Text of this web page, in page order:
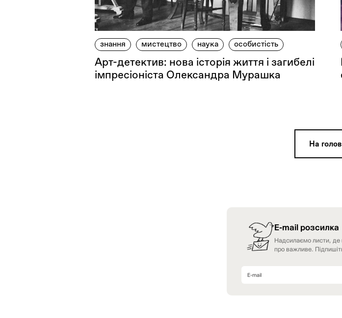
знання мистецтво наука особистість
Арт-детектив: нова історія життя і загибелі
імпресіоніста Олександра Мурашка
На
E-mail розсилка
Надсилаємо листи, де
про важливе.